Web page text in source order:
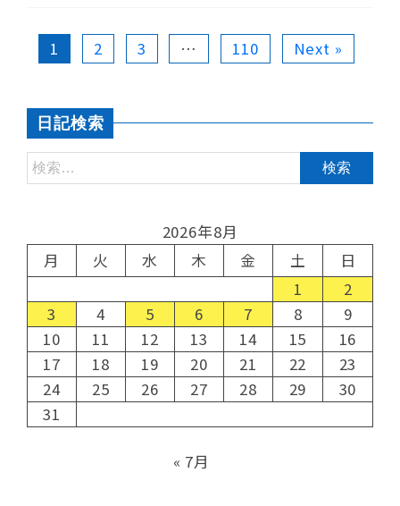
1 2 3 … 110 Next »
日記検索
2026年8月
月
火 水 木 金 土
日
1
2
3
4 5 6 7 8
9
10
11 12 13 14 15
16
17
18 19 20 21 22
23
24
25 26 27 28 29
30
31
« 7月